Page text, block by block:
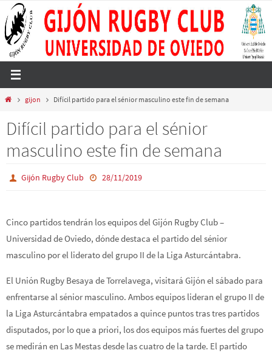
al
contenido
Iniciogijon Difícil partido para el sénior masculino este fin de semana
Difícil partido para el sénior
masculino este fin de semana
Gijón Rugby Club 28/11/2019
Cinco partidos tendrán los equipos del Gijón Rugby Club –
Universidad de Oviedo, dónde destaca el partido del sénior
masculino por el liderato del grupo II de la Liga Asturcántabra.
El Unión Rugby Besaya de Torrelavega, visitará Gijón el sábado para
enfrentarse al sénior masculino. Ambos equipos lideran el grupo II de
la Liga Asturcántabra empatados a quince puntos tras tres partidos
disputados, por lo que a priori, los dos equipos más fuertes del grupo
se medirán en Las Mestas desde las cuatro de la tarde. El partido